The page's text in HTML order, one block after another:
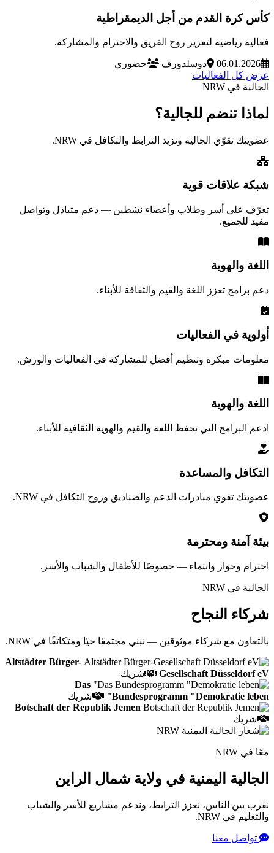
كأس كرة القدم من أجل الديمقراطية
فعالية رياضية لتعزيز روح الفريق والاحترام والمشاركة.
06.01.2026 دوسلدورف
حضوري
عرض كل الفعاليات
الجالية في NRW
لماذا تنضم للجالية؟
عضويتك تقوّي الجالية وتزيد الترابط والتكافل في NRW.
شبكة علاقات قوية
تعرّف على أسر وطلاب وأعضاء نشطين — دعم متبادل وتواصل
مفيد للجميع.
اللغة والهوية
دعم برامج تعزز اللغة والقيم والثقافة للأبناء.
أولوية في الفعاليات
معلومات مبكرة وتنظيم أفضل للمشاركة في الفعاليات والورش.
اللغة والهوية
ادعم البرامج التي تحفظ اللغة والقيم والهوية الثقافية للأبناء.
التكافل والمساعدة
عضويتك تقوي مبادرات الدعم والصناديق وروح التكافل في NRW.
بيئة آمنة ومحترمة
احترام وحوار وانتماء — خصوصًا للأطفال والشباب والأسر.
الجالية في NRW
شركاء النجاح
بالتعاون مع شركاء موثوقين — نبني مجتمعًا حيًا ومتكاتفًا في NRW.
Altstädter Bürger-
Gesellschaft Düsseldorf eV
شريك
Das
Bundesprogramm "Demokratie leben"
شريك
Botschaft der Republik Jemen
شريك
معًا في NRW
الجالية اليمنية في ولاية شمال الراين
نقرب بين الناس، نعزز الترابط، وندعم مشاريع للأسر والشباب
والتعليم في NRW.
تواصل معنا